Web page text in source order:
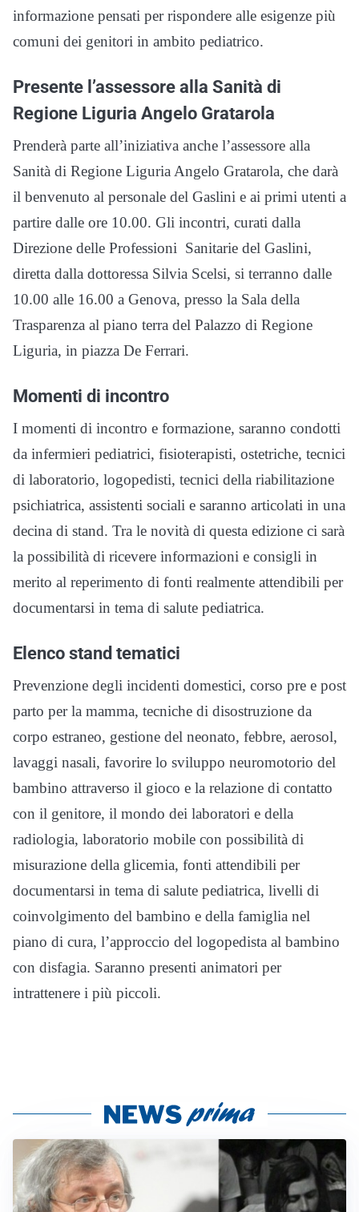
informazione pensati per rispondere alle esigenze più
comuni dei genitori in ambito pediatrico.
Presente l’assessore alla Sanità di
Regione Liguria Angelo Gratarola
Prenderà parte all’iniziativa anche l’assessore alla
Sanità di Regione Liguria Angelo Gratarola, che darà
il benvenuto al personale del Gaslini e ai primi utenti a
partire dalle ore 10.00. Gli incontri, curati dalla
Direzione delle Professioni Sanitarie del Gaslini,
diretta dalla dottoressa Silvia Scelsi, si terranno dalle
10.00 alle 16.00 a Genova, presso la Sala della
Trasparenza al piano terra del Palazzo di Regione
Liguria, in piazza De Ferrari.
Momenti di incontro
I momenti di incontro e formazione, saranno condotti
da infermieri pediatrici, fisioterapisti, ostetriche, tecnici
di laboratorio, logopedisti, tecnici della riabilitazione
psichiatrica, assistenti sociali e saranno articolati in una
decina di stand. Tra le novità di questa edizione ci sarà
la possibilità di ricevere informazioni e consigli in
merito al reperimento di fonti realmente attendibili per
documentarsi in tema di salute pediatrica.
Elenco stand tematici
Prevenzione degli incidenti domestici, corso pre e post
parto per la mamma, tecniche di disostruzione da
corpo estraneo, gestione del neonato, febbre, aerosol,
lavaggi nasali, favorire lo sviluppo neuromotorio del
bambino attraverso il gioco e la relazione di contatto
con il genitore, il mondo dei laboratori e della
radiologia, laboratorio mobile con possibilità di
misurazione della glicemia, fonti attendibili per
documentarsi in tema di salute pediatrica, livelli di
coinvolgimento del bambino e della famiglia nel
piano di cura, l’approccio del logopedista al bambino
con disfagia. Saranno presenti animatori per
intrattenere i più piccoli.